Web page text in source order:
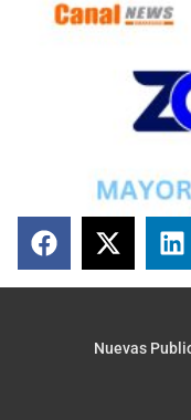
Nuevas